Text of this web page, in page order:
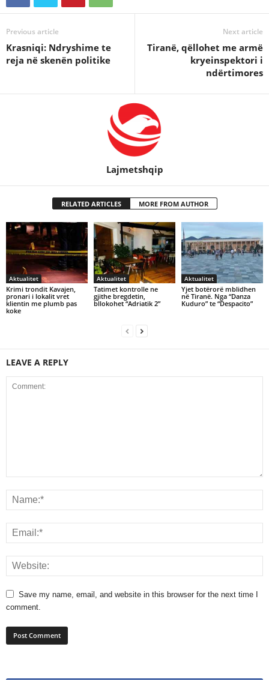
Previous article
Krasniqi: Ndryshime te
reja në skenën politike
Next article
Tiranë, qëllohet me armë
kryeinspektori i
ndërtimores
Lajmetshqip
RELATED ARTICLES MORE FROM AUTHOR
Aktualitet
Krimi trondit Kavajen,
pronari i lokalit vret
klientin me plumb pas
koke
Aktualitet
Tatimet kontrolle ne
gjithe bregdetin,
bllokohet “Adriatik 2”
Aktualitet
Yjet botërorë mblidhen
në Tiranë. Nga “Danza
Kuduro” te “Despacito”
LEAVE A REPLY
Save my name, email, and website in this browser for the next time I
comment.